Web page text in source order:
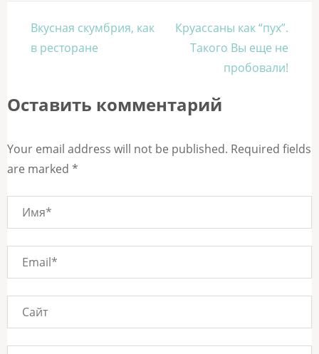
Навигация
по
Вкусная скумбрия, как
в ресторане
Круассаны как “пух”.
Такого Вы еще не
пробовали!
Оставить комментарий
Your email address will not be published. Required fields
are marked *